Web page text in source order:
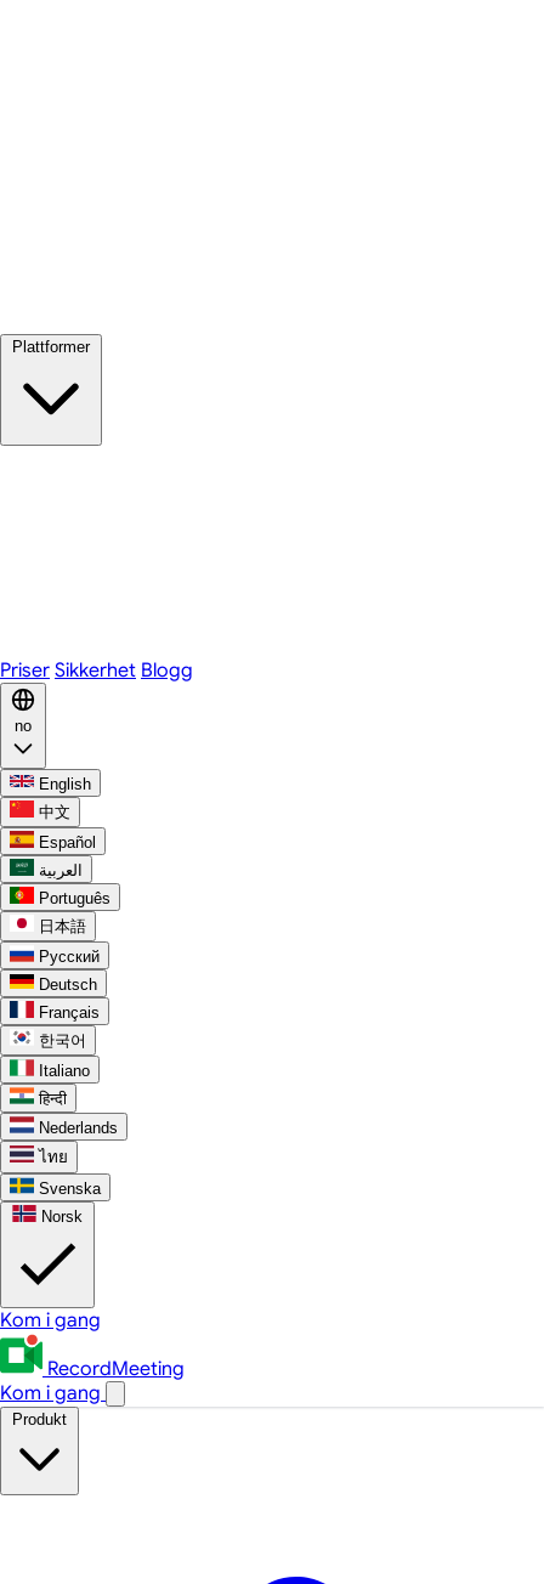
Plattformer
Priser Sikkerhet Blogg
no
English
中文
Español
العربية
Português
日本語
Русский
Deutsch
Français
한국어
Italiano
हिन्दी
Nederlands
ไทย
Svenska
Norsk
Kom i gang
RecordMeeting
Kom i gang